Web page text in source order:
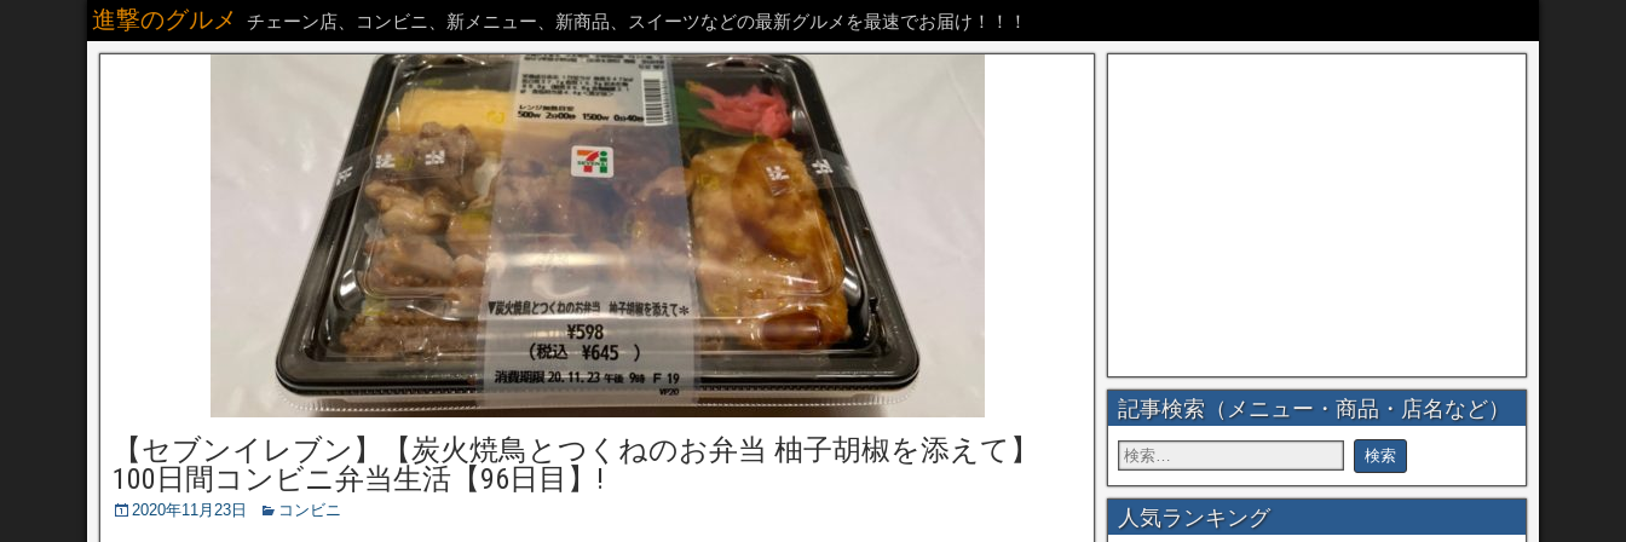
進撃のグルメ チェーン店、コンビニ、新メニュー、新商品、スイーツなどの最新グルメを最速でお届け！！！
【セブンイレブン】【炭火焼鳥とつくねのお弁当 柚子胡椒を添えて】
100日間コンビニ弁当生活【96日目】!
2020年11月23日 コンビニ
記事検索（メニュー・商品・店名など）
人気ランキング